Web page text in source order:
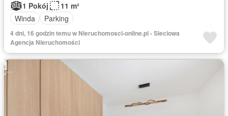
1 Pokój
11 m²
Winda
Parking
4 dni, 16 godzin temu w Nieruchomosci-online.pl - Sieciowa
Agencja Nieruchomości